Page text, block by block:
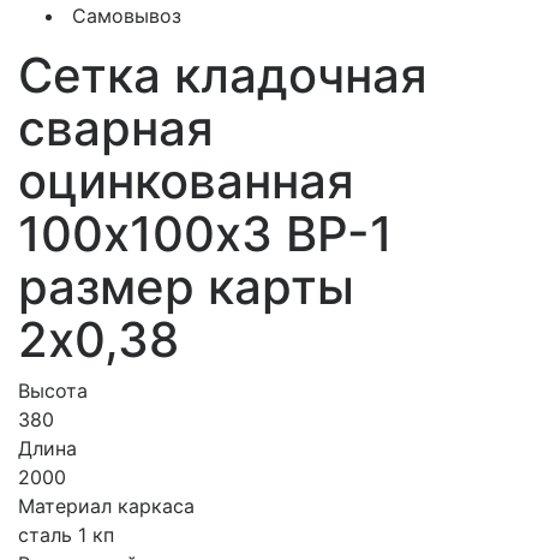
Самовывоз
Сетка кладочная
сварная
оцинкованная
100х100х3 ВР-1
размер карты
2х0,38
Высота
380
Длина
2000
Материал каркаса
сталь 1 кп